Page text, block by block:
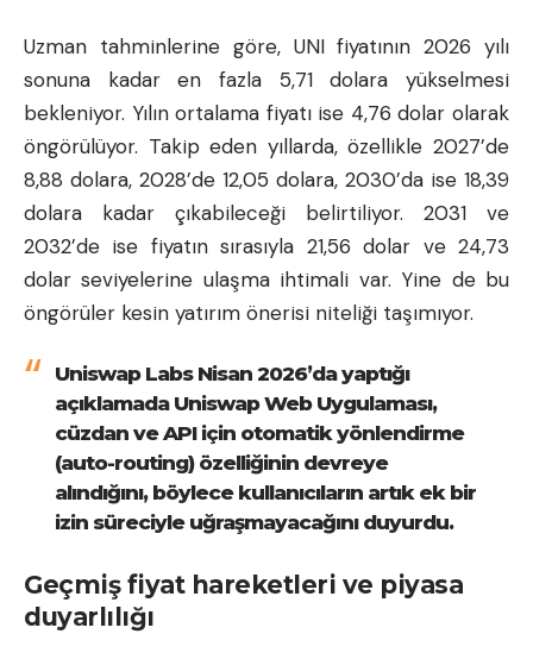
Uzman tahminlerine göre, UNI fiyatının 2026 yılı
sonuna kadar en fazla 5,71 dolara yükselmesi
bekleniyor. Yılın ortalama fiyatı ise 4,76 dolar olarak
öngörülüyor. Takip eden yıllarda, özellikle 2027’de
8,88 dolara, 2028’de 12,05 dolara, 2030’da ise 18,39
dolara kadar çıkabileceği belirtiliyor. 2031 ve
2032’de ise fiyatın sırasıyla 21,56 dolar ve 24,73
dolar seviyelerine ulaşma ihtimali var. Yine de bu
öngörüler kesin yatırım önerisi niteliği taşımıyor.
Uniswap Labs Nisan 2026’da yaptığı
açıklamada Uniswap Web Uygulaması,
cüzdan ve API için otomatik yönlendirme
(auto-routing) özelliğinin devreye
alındığını, böylece kullanıcıların artık ek bir
izin süreciyle uğraşmayacağını duyurdu.
Geçmiş fiyat hareketleri ve piyasa
duyarlılığı